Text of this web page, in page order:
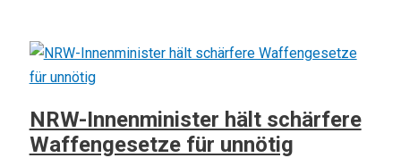
NRW-Innenminister hält schärfere
Waffengesetze für unnötig